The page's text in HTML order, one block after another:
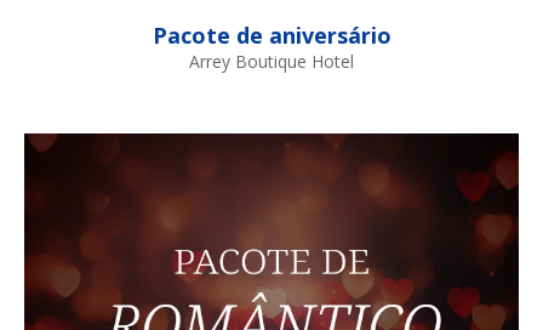
Pacote de aniversário
Arrey Boutique Hotel